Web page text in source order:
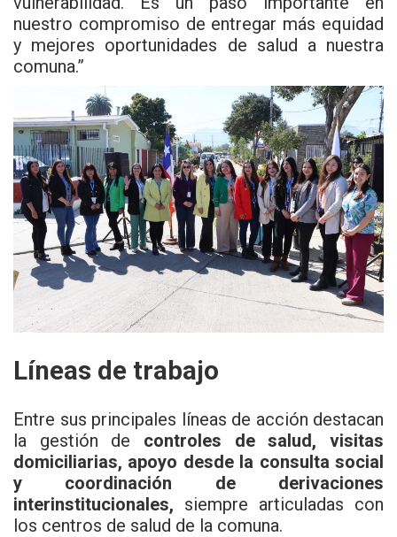
nuestro compromiso de entregar más equidad
y mejores oportunidades de salud a nuestra
comuna.”
Líneas de trabajo
Entre sus principales líneas de acción destacan
la gestión de controles de salud, visitas
domiciliarias, apoyo desde la consulta social
y coordinación de derivaciones
interinstitucionales, siempre articuladas con
los centros de salud de la comuna.